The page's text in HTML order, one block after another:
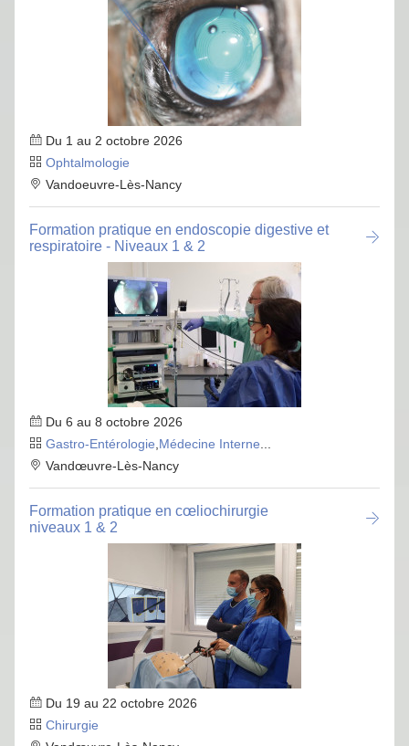
Du 1 au 2 octobre 2026
Ophtalmologie
Vandoeuvre-Lès-Nancy
Formation pratique en endoscopie digestive et
respiratoire - Niveaux 1 & 2
Du 6 au 8 octobre 2026
Gastro-Entérologie Médecine Interne
Vandœuvre-Lès-Nancy
Formation pratique en cœliochirurgie
niveaux 1 & 2
Du 19 au 22 octobre 2026
Chirurgie